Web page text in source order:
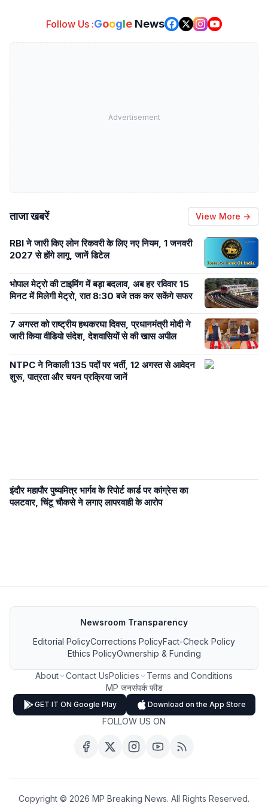
Follow Us :Google News
Advertisement
ताजा खबरें View More →
RBI ने जारी किए लोन रिकवरी के लिए नए नियम, 1 जनवरी
2027 से होंगे लागू, जानें डिटेल
भोपाल मेट्रो की टाइमिंग में बड़ा बदलाव, अब हर रविवार 15
मिनट में मिलेगी मेट्रो, रात 8:30 बजे तक कर सकेंगे सफर
7 अगस्त को राष्ट्रीय हथकरघा दिवस, प्रधानमंत्री मोदी ने
जारी किया वीडियो संदेश, देशवासियों से की खास अपील
NTPC ने निकाली 135 पदों पर भर्ती, 12 अगस्त से आवेदन
शुरू, पात्रता और चयन प्रक्रिया जानें
इंदौर महापौर पुष्यमित्र भार्गव के रिपोर्ट कार्ड पर कांग्रेस का
पलटवार, चिंटू चौकसे ने लगाए लापरवाही के आरोप
Editorial Policy
Corrections Policy
Ownership & Funding
Contact UsPolicies
Terms and Conditions
GET IT ON Google Play Download on the App Store
FOLLOW US ON